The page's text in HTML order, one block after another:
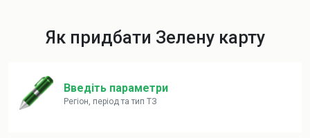
Як придбати Зелену карту
Введіть параметри
Регіон, період та тип ТЗ